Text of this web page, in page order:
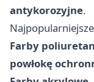
antykorozyjne.
Farby
powłokę